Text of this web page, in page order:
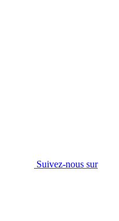
Suivez-nous sur